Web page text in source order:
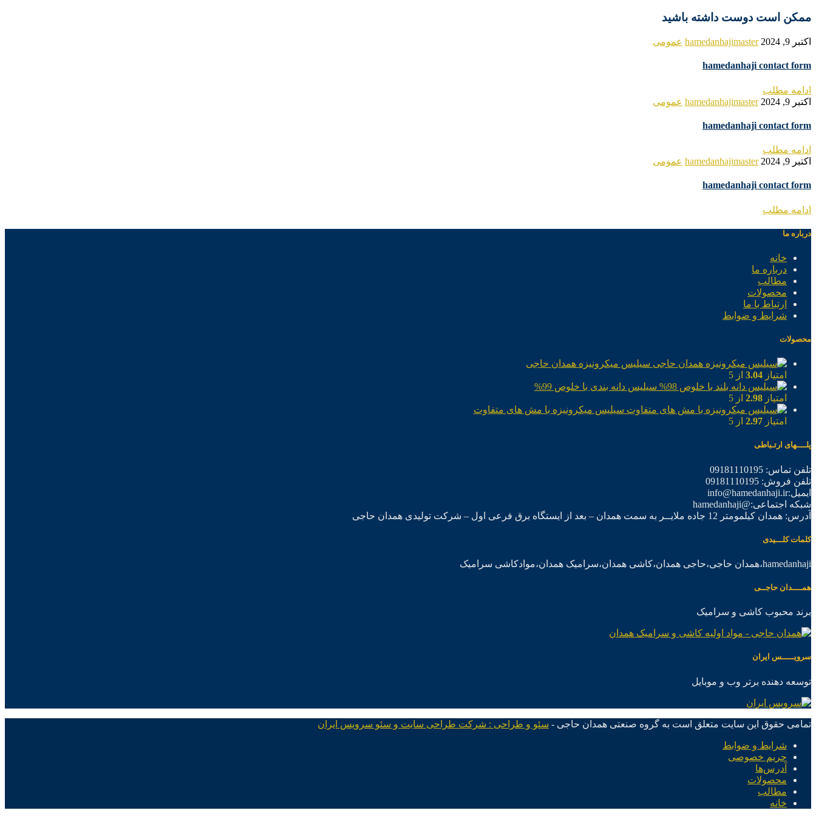
ممکن است دوست داشته باشید
اکتبر 9, 2024 hamedanhajimaster عمومی
hamedanhaji contact form
ادامه مطلب
اکتبر 9, 2024
hamedanhajimaster عمومی
hamedanhaji contact form
ادامه مطلب
اکتبر 9, 2024
hamedanhajimaster عمومی
hamedanhaji contact form
ادامه مطلب
درباره ما
خانه
درباره ما
مطالب
محصولات
ارتباط با ما
شرایط و ضوابط
محصولات
سیلیس میکرونیزه همدان حاجی
امتیاز 3.04 از 5
سیلیس دانه بندی با خلوص 99%
امتیاز 2.98 از 5
سیلیس میکرونیزه با مش های متفاوت
امتیاز 2.97 از 5
پلــــهای ارتـباطی
تلفن تماس: 09181110195
تلفن فروش: 09181110195
ایمیل:info@hamedanhaji.ir
شبکه اجتماعی:@hamedanhaji
آدرس: همدان کیلمومتر 12 جاده ملایــر به سمت همدان – بعد از ایستگاه برق فرعی اول – شرکت تولیدی همدان حاجی
کلمات کلـــیدی
hamedanhaji،همدان حاجی،حاجی همدان،کاشی همدان،سرامیک همدان،موادکاشی سرامیک
همــــدان حاجــی
برند محبوب کاشی و سرامیک
سرویـــــس ایران
توسعه دهنده برتر وب و موبایل
تمامی حقوق این سایت متعلق است به گروه صنعتی همدان حاجی - سئو و طراحی : شرکت طراحی سایت و سئو سرویس ایران
شرایط و ضوابط
حریم خصوصی
آدرس‌ها
محصولات
مطالب
خانه